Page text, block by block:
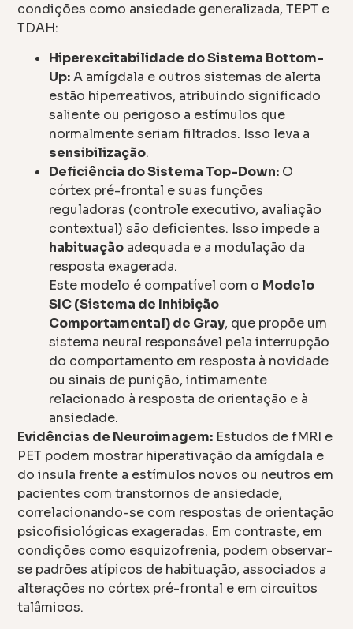
condições como ansiedade generalizada, TEPT e
TDAH:
Hiperexcitabilidade do Sistema Bottom-
Up:A amígdala e outros sistemas de alerta
estão hiperreativos, atribuindo significado
saliente ou perigoso a estímulos que
normalmente seriam filtrados. Isso leva a
sensibilização.
Deficiência do Sistema Top-Down: O
córtex pré-frontal e suas funções
reguladoras (controle executivo, avaliação
contextual) são deficientes. Isso impede a
habituação adequada e a modulação da
resposta exagerada.
Este modelo é compatível com o Modelo
SIC (Sistema de Inhibição
Comportamental) de Gray, que propõe um
sistema neural responsável pela interrupção
do comportamento em resposta à novidade
ou sinais de punição, intimamente
relacionado à resposta de orientação e à
ansiedade.
Evidências de Neuroimagem: Estudos de fMRI e
PET podem mostrar hiperativação da amígdala e
do insula frente a estímulos novos ou neutros em
pacientes com transtornos de ansiedade,
correlacionando-se com respostas de orientação
psicofisiológicas exageradas. Em contraste, em
condições como esquizofrenia, podem observar-
se padrões atípicos de habituação, associados a
alterações no córtex pré-frontal e em circuitos
talâmicos.